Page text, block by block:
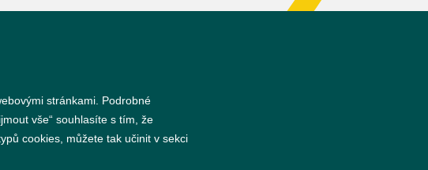
stránkami. Podrobné
vše“ souhlasíte s tím, že
cookies, můžete tak učinit v sekci